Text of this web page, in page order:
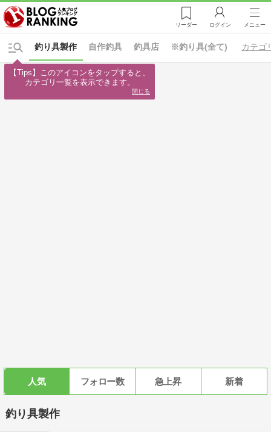
リーダー ログイン メニュー
※釣り具(全て)
自作釣具
釣り具製作 釣具店 カテゴ
人気 フォロー数 急上昇 新着
釣り具製作
【Tips】このアイコンをタップすると、
カテゴリ一覧を表示できます。
閉じる